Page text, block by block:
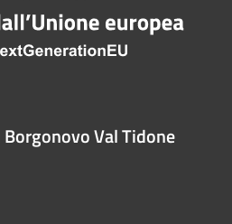
Val Tidone